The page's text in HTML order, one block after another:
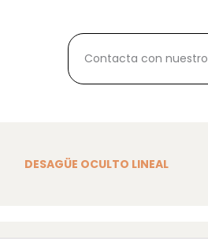
Contacta con
DESAGÜE OCULTO LINEAL